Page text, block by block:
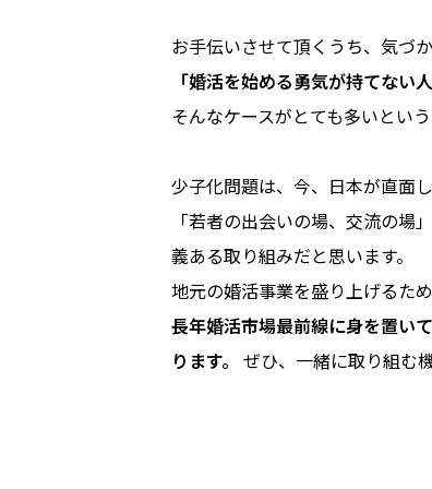
お手伝いさせて頂くうち、気づ
「婚活を始める勇気が持てない
そんなケースがとても多いという
少子化問題は、今、日本が直面
「若者の出会いの場、交流の
義ある取り組みだと思います。
地元の婚活事業を盛り上げるた
長年婚活市場最前線に身を置い
ります。 ぜひ、一緒に取り組む